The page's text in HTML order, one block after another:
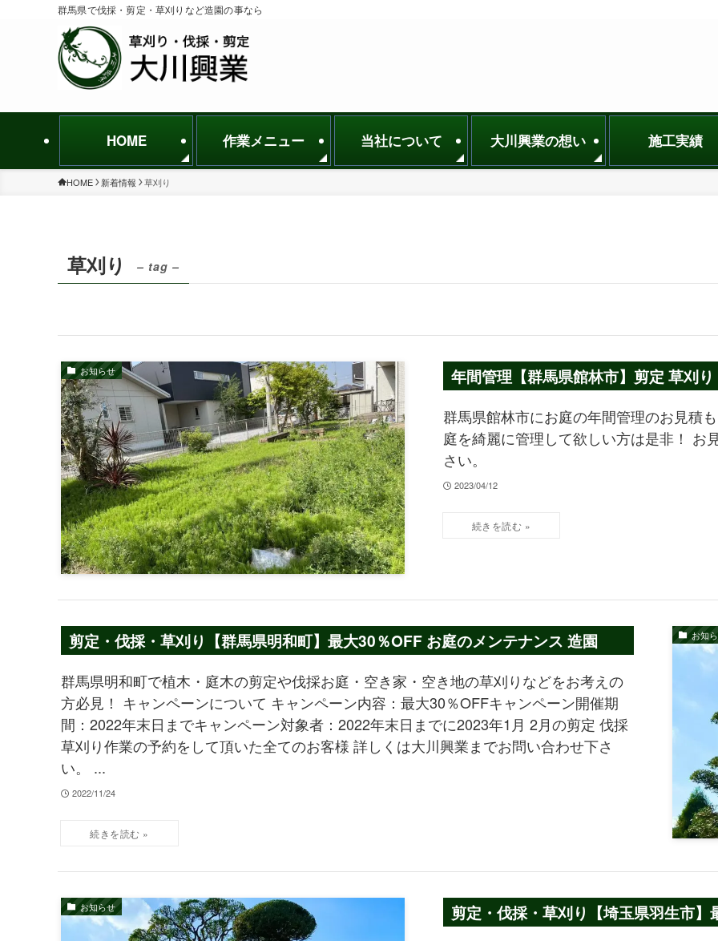
群馬県で伐採・剪定・草刈りなど造園の事なら
HOME 作業メニュー 当社について 大川興業の想い 施工実績
HOME 新着情報 草刈り
草刈り – tag –
お知らせ 年間管理【群馬県館林市】剪定 草刈
群馬県館林市にお庭の年間管理のお見積
庭を綺麗に管理して欲しい方は是非！ お
さい。
2023/04/12
お知
剪定・伐採・草刈り【群馬県明和町】最大30％OFF お庭のメンテナンス 造園
群馬県明和町で植木・庭木の剪定や伐採お庭・空き家・空き地の草刈りなどをお考えの
方必見！ キャンペーンについて キャンペーン内容：最大30％OFFキャンペーン開催期
間：2022年末日までキャンペーン対象者：2022年末日までに2023年1月 2月の剪定 伐採
草刈り作業の予約をして頂いた全てのお客様 詳しくは大川興業までお問い合わせ下さ
い。 ...
2022/11/24
お知らせ 剪定・伐採・草刈り【埼玉県羽生市